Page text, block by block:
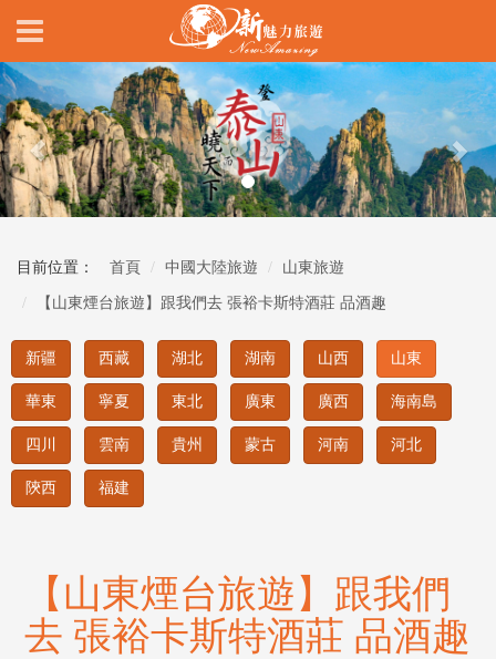
Previous
目前位置： 首頁 中國大陸旅遊 山東旅遊
【山東煙台旅遊】跟我們去 張裕卡斯特酒莊 品酒趣
新疆 西藏 湖北 湖南 山西 山東
華東 寧夏 東北 廣東 廣西 海南島
四川 雲南 貴州 蒙古 河南 河北
陝西 福建
【山東煙台旅遊】跟我們
去 張裕卡斯特酒莊 品酒趣